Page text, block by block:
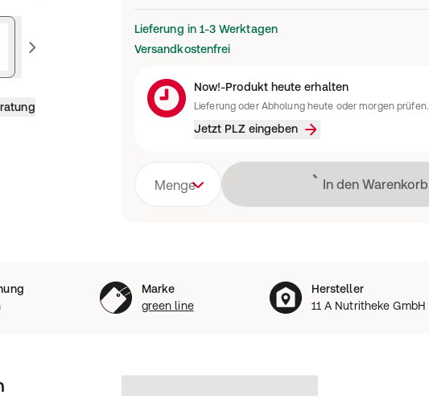
vorheriges Bild
Lieferung in 1-3 Werktagen
Versandkostenfrei
Now!-Produkt heute erhalten
Lieferung oder Abholung heute oder morgen prüfen.
Jetzt PLZ eingeben
Menge Lädt
In den Warenkorb
Marke
green line
Hersteller
11 A Nutritheke GmbH